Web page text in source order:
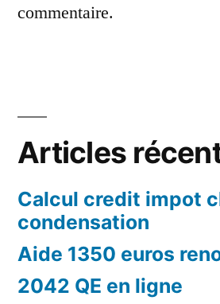
commentaire.
Articles
Calcul credit impot
condensation
Aide 1350 euros
2042 QE en ligne